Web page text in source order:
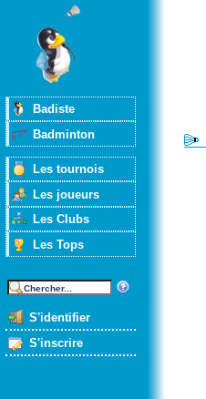
Badiste
Badminton
Les tournois
Les joueurs
Les Clubs
Les Tops
S'identifier
S'inscrire